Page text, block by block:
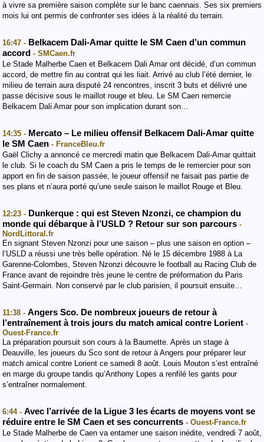
à vivre sa première saison complète sur le banc caennais. Ses six premiers
mois lui ont permis de confronter ses idées à la réalité du terrain.
16:47 - Belkacem Dali-Amar quitte le SM Caen d’un commun
accord - SMCaen.fr
Le Stade Malherbe Caen et Belkacem Dali Amar ont décidé, d’un commun
accord, de mettre fin au contrat qui les liait. Arrivé au club l’été dernier, le
milieu de terrain aura disputé 24 rencontres, inscrit 3 buts et délivré une
passe décisive sous le maillot rouge et bleu. Le SM Caen remercie
Belkacem Dali Amar pour son implication durant son…
14:35 - Mercato – Le milieu offensif Belkacem Dali-Amar quitte
le SM Caen - FranceBleu.fr
Gaël Clichy a annoncé ce mercredi matin que Belkacem Dali-Amar quittait
le club. Si le coach du SM Caen a pris le temps de le remercier pour son
apport en fin de saison passée, le joueur offensif ne faisait pas partie de
ses plans et n’aura porté qu’une seule saison le maillot Rouge et Bleu.
12:23 - Dunkerque : qui est Steven Nzonzi, ce champion du
monde qui débarque à l’USLD ? Retour sur son parcours -
NordLittoral.fr
En signant Steven Nzonzi pour une saison – plus une saison en option –
l’USLD a réussi une très belle opération. Né le 15 décembre 1988 à La
Garenne-Colombes, Steven Nzonzi découvre le football au Racing Club de
France avant de rejoindre très jeune le centre de préformation du Paris
Saint-Germain. Non conservé par le club parisien, il poursuit ensuite…
11:38 - Angers Sco. De nombreux joueurs de retour à
l’entraînement à trois jours du match amical contre Lorient -
Ouest-France.fr
La préparation poursuit son cours à la Baumette. Après un stage à
Deauville, les joueurs du Sco sont de retour à Angers pour préparer leur
match amical contre Lorient ce samedi 8 août. Louis Mouton s’est entraîné
en marge du groupe tandis qu’Anthony Lopes a renfilé les gants pour
s’entraîner normalement.
6:44 - Avec l’arrivée de la Ligue 3 les écarts de moyens vont se
réduire entre le SM Caen et ses concurrents - Ouest-France.fr
Le Stade Malherbe de Caen va entamer une saison inédite, vendredi 7 août,